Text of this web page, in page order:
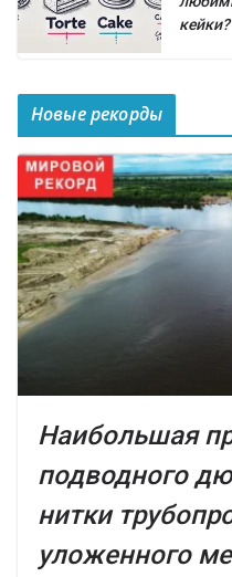
кейки?
Новые рекорды
Наибольшая
подводного
нитки
уложенного